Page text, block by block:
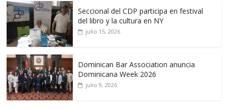
Seccional del CDP participa en festival
del libro y la cultura en NY
julio 15, 2026
Dominican Bar Association anuncia
Dominicana Week 2026
julio 9, 2026